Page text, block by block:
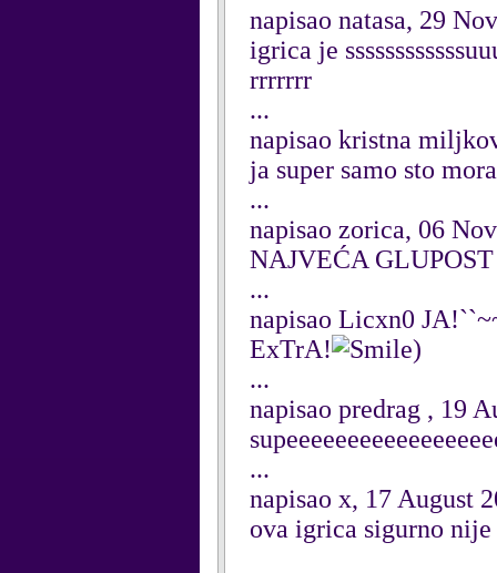
napisao natasa, 29
igrica je
rrrrrrr
...
napisao kristna
ja super samo sto
...
napisao zorica, 06
NAJVEĆA
...
napisao Licxn0
ExTrA!
)
...
napisao predrag , 19
...
napisao x, 17 August
ova igrica sigurno nije